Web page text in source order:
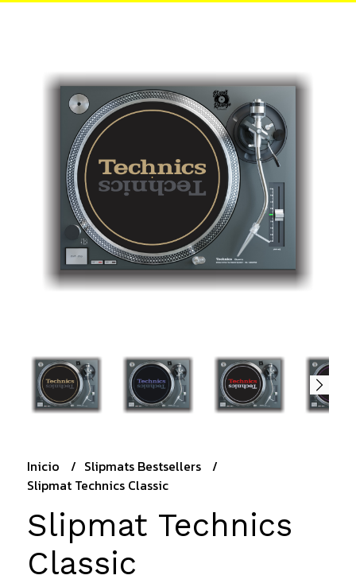
Inicio
Slipmats Bestsellers
Slipmat Technics Classic
Slipmat Technics
Classic